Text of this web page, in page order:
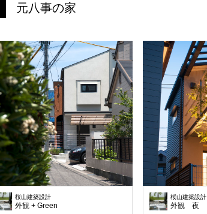
元八事の家
桜山建築設計
外観 + Green
桜山建築設計
外観 夜